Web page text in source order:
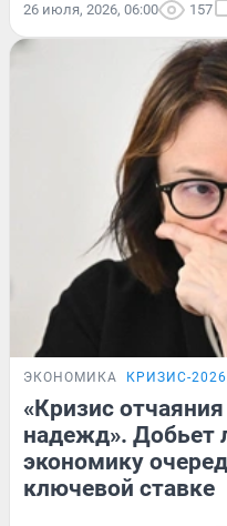
26 июля, 2026, 06:00 157
ЭКОНОМИКА КРИЗИС-2026
«Кризис
надежд». Добьет
экономику
ключевой ставке